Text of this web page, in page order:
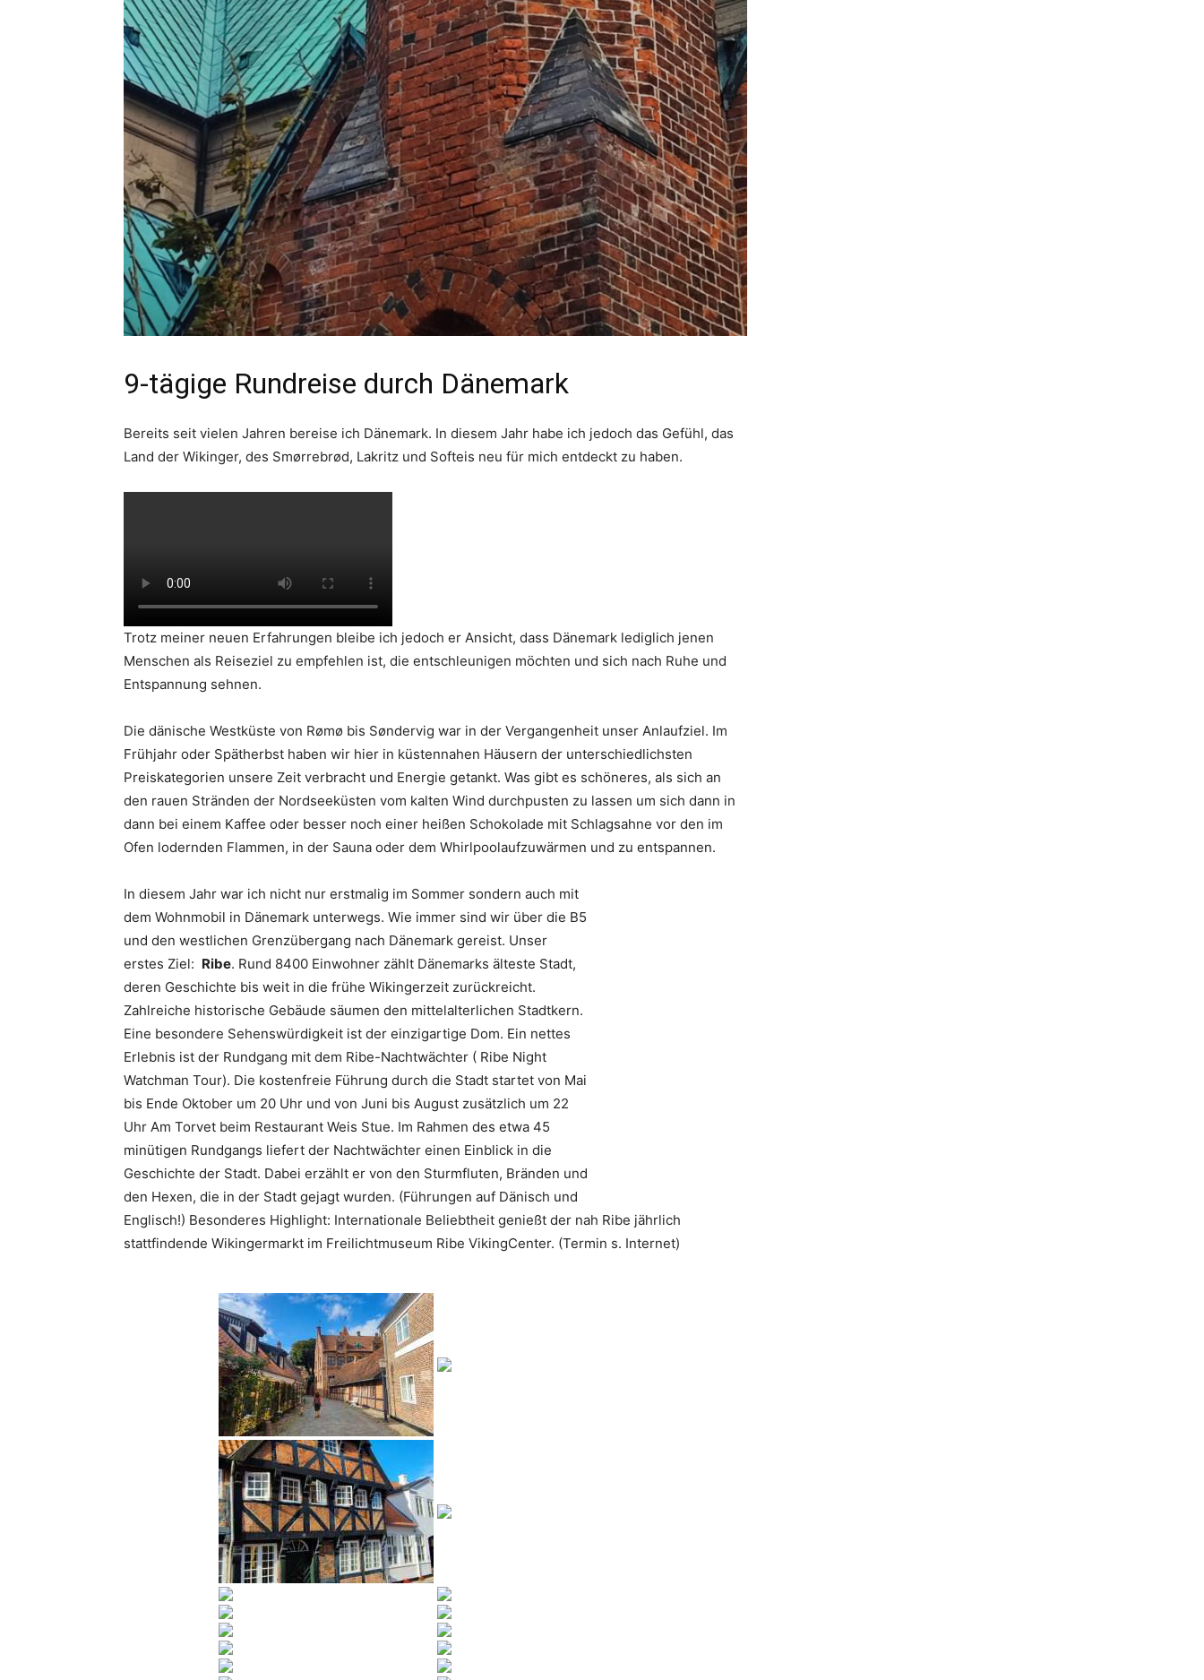
9-tägige Rundreise durch Dänemark
Bereits seit vielen Jahren bereise ich Dänemark. In diesem Jahr habe ich jedoch das Gefühl, das
Land der Wikinger, des Smørrebrød, Lakritz und Softeis neu für mich entdeckt zu haben.
Trotz meiner neuen Erfahrungen bleibe ich jedoch er Ansicht, dass Dänemark lediglich jenen
Menschen als Reiseziel zu empfehlen ist, die entschleunigen möchten und sich nach Ruhe und
Entspannung sehnen.
Die dänische Westküste von Rømø bis Søndervig war in der Vergangenheit unser Anlaufziel. Im
Frühjahr oder Spätherbst haben wir hier in küstennahen Häusern der unterschiedlichsten
Preiskategorien unsere Zeit verbracht und Energie getankt. Was gibt es schöneres, als sich an
den rauen Stränden der Nordseeküsten vom kalten Wind durchpusten zu lassen um sich dann in
dann bei einem Kaffee oder besser noch einer heißen Schokolade mit Schlagsahne vor den im
Ofen lodernden Flammen, in der Sauna oder dem Whirlpoolaufzuwärmen und zu entspannen.
In diesem Jahr war ich nicht nur erstmalig im Sommer sondern auch mit
dem Wohnmobil in Dänemark unterwegs. Wie immer sind wir über die B5
und den westlichen Grenzübergang nach Dänemark gereist. Unser
erstes Ziel: Ribe. Rund 8400 Einwohner zählt Dänemarks älteste Stadt,
deren Geschichte bis weit in die frühe Wikingerzeit zurückreicht.
Zahlreiche historische Gebäude säumen den mittelalterlichen Stadtkern.
Eine besondere Sehenswürdigkeit ist der einzigartige Dom. Ein nettes
Erlebnis ist der Rundgang mit dem Ribe-Nachtwächter ( Ribe Night
Watchman Tour). Die kostenfreie Führung durch die Stadt startet von Mai
bis Ende Oktober um 20 Uhr und von Juni bis August zusätzlich um 22
Uhr Am Torvet beim Restaurant Weis Stue. Im Rahmen des etwa 45
minütigen Rundgangs liefert der Nachtwächter einen Einblick in die
Geschichte der Stadt. Dabei erzählt er von den Sturmfluten, Bränden und
den Hexen, die in der Stadt gejagt wurden. (Führungen auf Dänisch und
Englisch!) Besonderes Highlight: Internationale Beliebtheit genießt der nah Ribe jährlich
stattfindende Wikingermarkt im Freilichtmuseum Ribe VikingCenter. (Termin s. Internet)